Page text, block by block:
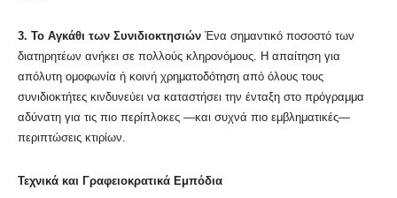
3. Το Αγκάθι των Συνιδιοκτησιών Ένα σημαντικό ποσοστό των
διατηρητέων ανήκει σε πολλούς κληρονόμους. Η απαίτηση για
απόλυτη ομοφωνία ή κοινή χρηματοδότηση από όλους τους
συνιδιοκτήτες κινδυνεύει να καταστήσει την ένταξη στο πρόγραμμα
αδύνατη για τις πιο περίπλοκες —και συχνά πιο εμβληματικές—
περιπτώσεις κτιρίων.
Τεχνικά και Γραφειοκρατικά Εμπόδια